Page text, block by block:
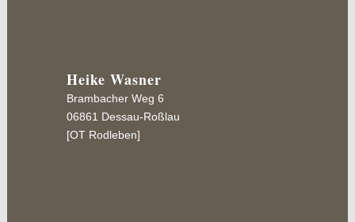
MEINE NEUESTEN
KREATIONEN
Heike Wasner
Brambacher Weg 6
06861 Dessau-Roßlau
[OT Rodleben]